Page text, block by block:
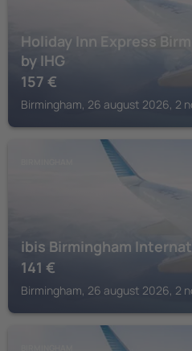
Holiday Inn Express
by IHG
157 €
Birmingham, 26 august 2026, 2
ibis Birmingham
141 €
Birmingham, 26 august 2026, 2